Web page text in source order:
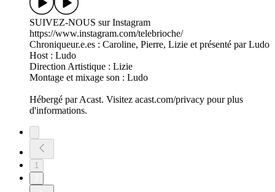
SUIVEZ-NOUS sur Instagram
https://www.instagram.com/telebrioche/
Chroniqueur.e.es : Caroline, Pierre, Lizie et présenté par Ludo
Host : Ludo
Direction Artistique : Lizie
Montage et mixage son : Ludo
Hébergé par Acast. Visitez acast.com/privacy pour plus
d'informations.
1